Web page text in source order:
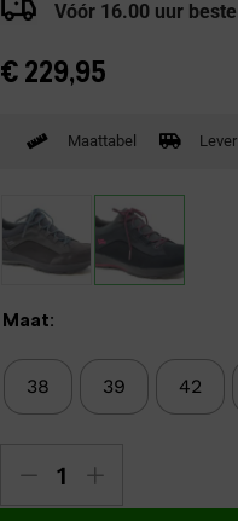
Vóór 16.00 uur
€ 229,95
Maattabel
Maat:
38 39 42